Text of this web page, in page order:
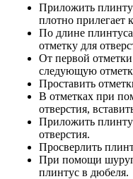
Приложить
плотно прилегает
По длине плинтуса
отметку для
От первой
следующую
Проставить
В отметках при
отверстия,
Приложить
отверстия.
Просверлить
При помощи
плинтус в дюбеля.